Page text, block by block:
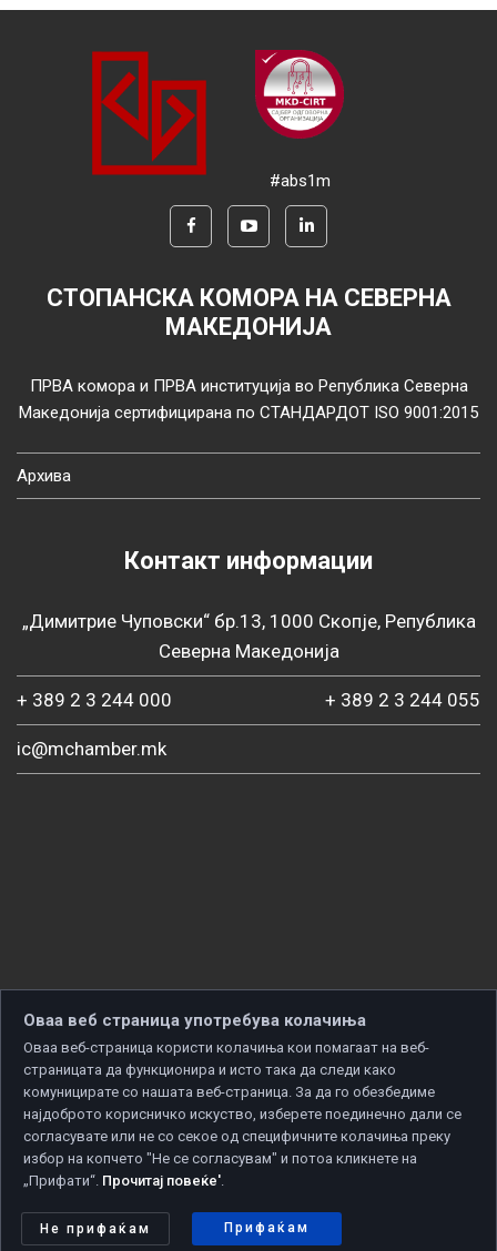
#abs1m
СТОПАНСКА КОМОРА НА СЕВЕРНА
МАКЕДОНИЈА
ПРВА комора и ПРВА институција во Република Северна
Македонија сертифицирана по СТАНДАРДОТ ISO 9001:2015
Архива
Контакт информации
„Димитрие Чуповски“ бр.13, 1000 Скопје, Република
Северна Македонија
+ 389 2 3 244 000 + 389 2 3 244 055
ic@mchamber.mk
Copyright © 2026 Developed by
Политика за приватност | Политика за колачиња
Оваа веб страница употребува колачиња
Оваа веб-страница користи колачиња кои помагаат на веб-
страницата да функционира и исто така да следи како
комуницирате со нашата веб-страница. За да го обезбедиме
најдоброто корисничко искуство, изберете поединечно дали се
согласувате или не со секое од специфичните колачиња преку
избор на копчето "Не се согласувам" и потоа кликнете на
„Прифати“. Прочитај повеќе'.
Не прифаќам Прифаќам